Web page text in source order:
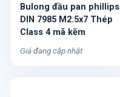
Bulong đầu pan phillips
DIN 7985 M2.5x7 Thép
Class 4 mã kẽm
Giá đang cập nhật